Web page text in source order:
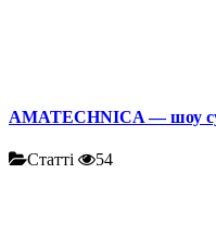
AMATECHNICA — шоу
Статті 54